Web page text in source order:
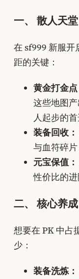
一、 散人天
在 sf999 新服开
距的关键：
黄金打金点
这些地图
人起步的首
装备回收：
与血符碎
元宝保值：
性价比的进
二、 核心养
想要在 PK 中占
少：
装备洗炼：